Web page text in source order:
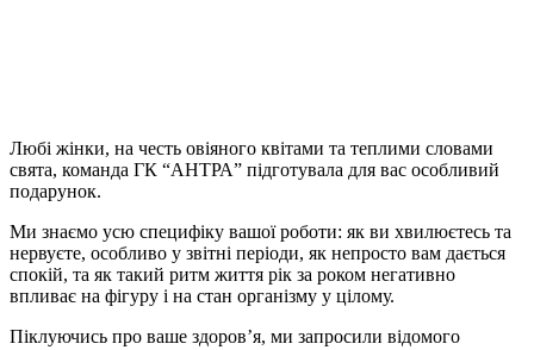
Любі жінки, на честь овіяного квітами та теплими словами
свята, команда ГК “АНТРА” підготувала для вас особливий
подарунок.
Ми знаємо усю специфіку вашої роботи: як ви хвилюєтесь та
нервуєте, особливо у звітні періоди, як непросто вам дається
спокій, та як такий ритм життя рік за роком негативно
впливає на фігуру і на стан організму у цілому.
Піклуючись про ваше здоров’я, ми запросили відомого